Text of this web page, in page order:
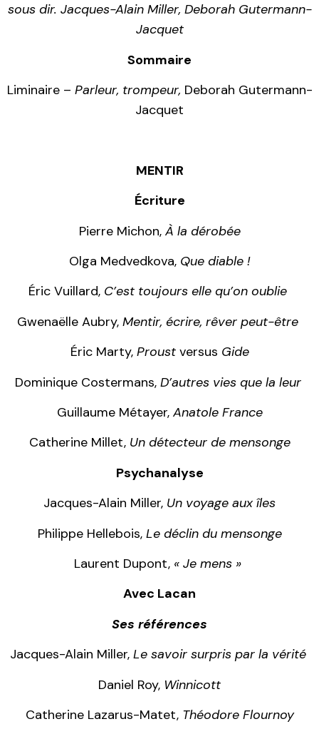
sous dir. Jacques-Alain Miller, Deborah Gutermann-
Jacquet
Sommaire
Liminaire – Parleur, trompeur, Deborah Gutermann-
Jacquet
MENTIR
Écriture
Pierre Michon, À la dérobée
Olga Medvedkova, Que diable !
Éric Vuillard, C’est toujours elle qu’on oublie
Gwenaëlle Aubry, Mentir, écrire, rêver peut-être
Éric Marty, Proust versus Gide
Dominique Costermans, D’autres vies que la leur
Guillaume Métayer, Anatole France
Catherine Millet, Un détecteur de mensonge
Psychanalyse
Jacques-Alain Miller, Un voyage aux îles
Philippe Hellebois, Le déclin du mensonge
Laurent Dupont, « Je mens »
Avec Lacan
Ses références
Jacques-Alain Miller, Le savoir surpris par la vérité
Daniel Roy, Winnicott
Catherine Lazarus-Matet, Théodore Flournoy